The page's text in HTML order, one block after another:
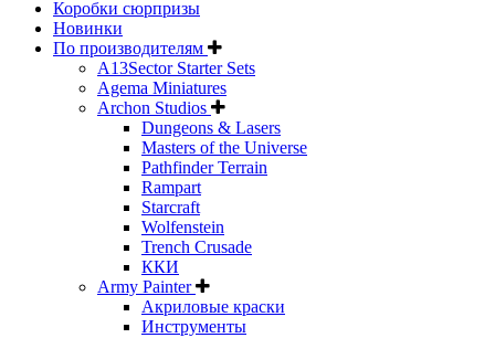
Коробки сюрпризы
Новинки
По производителям
A13Sector Starter Sets
Agema Miniatures
Archon Studios
Dungeons & Lasers
Masters of the Universe
Pathfinder Terrain
Rampart
Starcraft
Wolfenstein
Trench Crusade
ККИ
Army Painter
Акриловые краски
Инструменты